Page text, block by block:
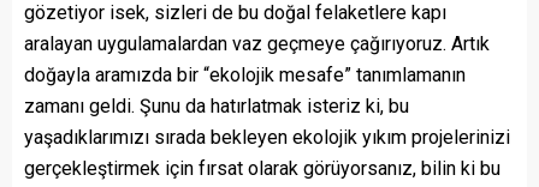
gözetiyor isek, sizleri de bu doğal felaketlere kapı
aralayan uygulamalardan vaz geçmeye çağırıyoruz. Artık
doğayla aramızda bir “ekolojik mesafe” tanımlamanın
zamanı geldi. Şunu da hatırlatmak isteriz ki, bu
yaşadıklarımızı sırada bekleyen ekolojik yıkım projelerinizi
gerçekleştirmek için fırsat olarak görüyorsanız, bilin ki bu